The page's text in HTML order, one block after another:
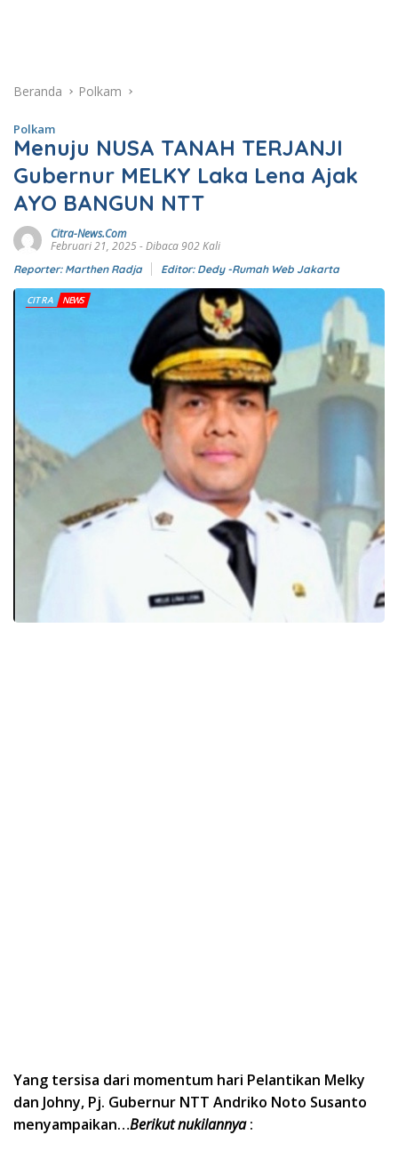
Beranda Polkam
Polkam
Menuju NUSA TANAH TERJANJI
Gubernur MELKY Laka Lena Ajak
AYO BANGUN NTT
Citra-News.Com
Februari 21, 2025- Dibaca 902 Kali
Reporter: Marthen Radja Editor: Dedy -Rumah Web Jakarta
CITRA NEWS
Yang tersisa dari momentum hari Pelantikan Melky
dan Johny, Pj. Gubernur NTT Andriko Noto Susanto
menyampaikan…Berikut nukilannya: